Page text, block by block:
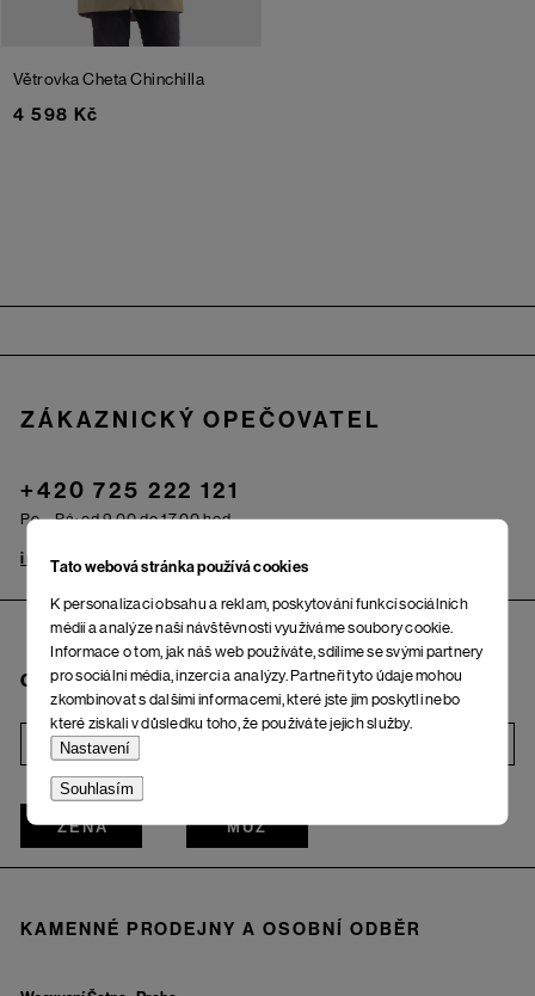
Tato webová stránka používá cookies
K personalizaci obsahu a reklam, poskytování funkcí sociálních
médií a analýze naší návštěvnosti využíváme soubory cookie.
Informace o tom, jak náš web používáte, sdílíme se svými partnery
pro sociální média, inzerci a analýzy. Partneři tyto údaje mohou
zkombinovat s dalšími informacemi, které jste jim poskytli nebo
které získali v důsledku toho, že používáte jejich služby.
Nastavení
Souhlasím
Větrovka ChetaChinchilla
4 598 Kč
ZÁKAZNICKÝ OPEČOVATEL
+420 725 222 121
Po – Pá: od 9.00 do 17.00 hod.
info@woox.cz Kontakt
Chci odebírat newsletter
ŽENA MUŽ
KAMENNÉ PRODEJNY A OSOBNÍ ODBĚR